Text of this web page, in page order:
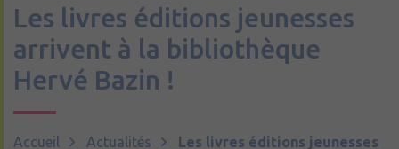
Les livres éditions jeunesses
arrivent à la bibliothèque
Hervé Bazin !
Accueil Actualités
Les livres éditions jeunesses